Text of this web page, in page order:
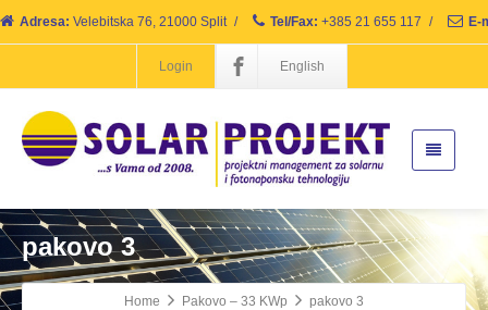
Adresa: Velebitska 76, 21000 Split / Tel/Fax: +385 21 655 117 / E-
Login English
pakovo 3
Home Pakovo – 33 KWp pakovo 3